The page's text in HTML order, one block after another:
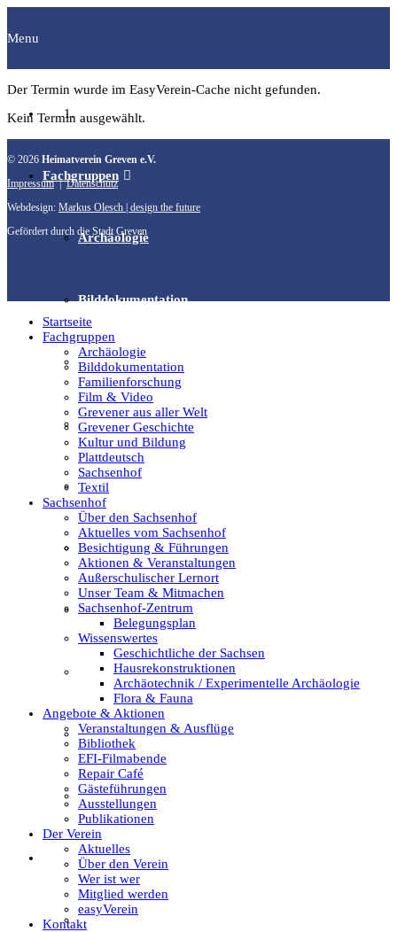
Menu
Startseite
Fachgruppen
Archäologie
Bilddokumentation
Familienforschung
Film & Video
Grevener aus aller Welt
Grevener Geschichte
Kultur und Bildung
Plattdeutsch
Sachsenhof
Textil
Sachsenhof
Über den Sachsenhof
Der Termin wurde im EasyVerein-Cache nicht gefunden.
Kein Termin ausgewählt.
© 2026 Heimatverein Greven e.V.
Impressum|Datenschutz
Webdesign: Markus Olesch | design the future
Gefördert durch die Stadt Greven
Startseite
Fachgruppen
Archäologie
Bilddokumentation
Familienforschung
Film & Video
Grevener aus aller Welt
Grevener Geschichte
Kultur und Bildung
Plattdeutsch
Sachsenhof
Textil
Sachsenhof
Über den Sachsenhof
Aktuelles vom Sachsenhof
Besichtigung & Führungen
Aktionen & Veranstaltungen
Außerschulischer Lernort
Unser Team & Mitmachen
Sachsenhof-Zentrum
Belegungsplan
Wissenswertes
Geschichtliche der Sachsen
Hausrekonstruktionen
Archäotechnik / Experimentelle Archäologie
Flora & Fauna
Angebote & Aktionen
Veranstaltungen & Ausflüge
Bibliothek
EFI-Filmabende
Repair Café
Gästeführungen
Ausstellungen
Publikationen
Der Verein
Aktuelles
Über den Verein
Wer ist wer
Mitglied werden
easyVerein
Kontakt